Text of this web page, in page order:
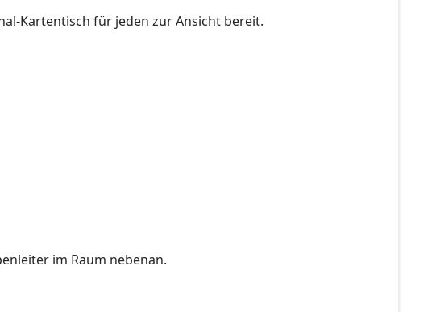
Kartentisch für jeden zur Ansicht bereit.
im Raum nebenan.